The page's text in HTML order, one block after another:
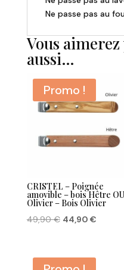
Ne passe pas au
Vous
aussi…
Promo !
CRISTEL – Poignée
amovible – bois Hêtre OU
Olivier – Bois Olivier
49,90€ Le
était :
44,90 €Le